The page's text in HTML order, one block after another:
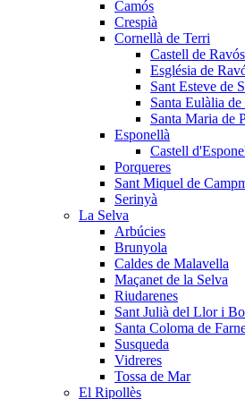
Camós
Crespià
Cornellà de Terri
Castell de
Església de
Sant Esteve de
Santa Eulàlia de
Santa Maria de
Esponellà
Castell
Porqueres
Sant Miquel de
Serinyà
La Selva
Arbúcies
Brunyola
Caldes de Malavella
Maçanet de la Selva
Riudarenes
Sant Julià del Llor i
Santa Coloma de
Susqueda
Vidreres
Tossa de Mar
El Ripollès